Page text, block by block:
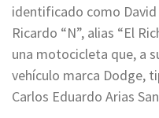
identificado como David
Ricardo “N”, alias “El
una motocicleta que, a
vehículo marca Dodge,
Carlos Eduardo Arias